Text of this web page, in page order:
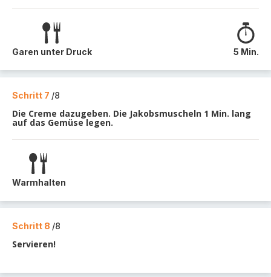
Garen unter Druck 5 Min.
Schritt 7 /8
Die Creme dazugeben. Die Jakobsmuscheln 1 Min. lang
auf das Gemüse legen.
Warmhalten
Schritt 8 /8
Servieren!